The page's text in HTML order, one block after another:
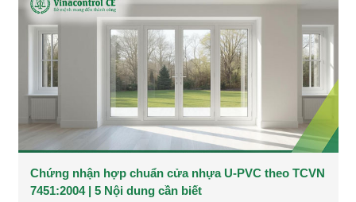
Chứng nhận hợp chuẩn cửa nhựa U-PVC theo TCVN
7451:2004 | 5 Nội dung cần biết